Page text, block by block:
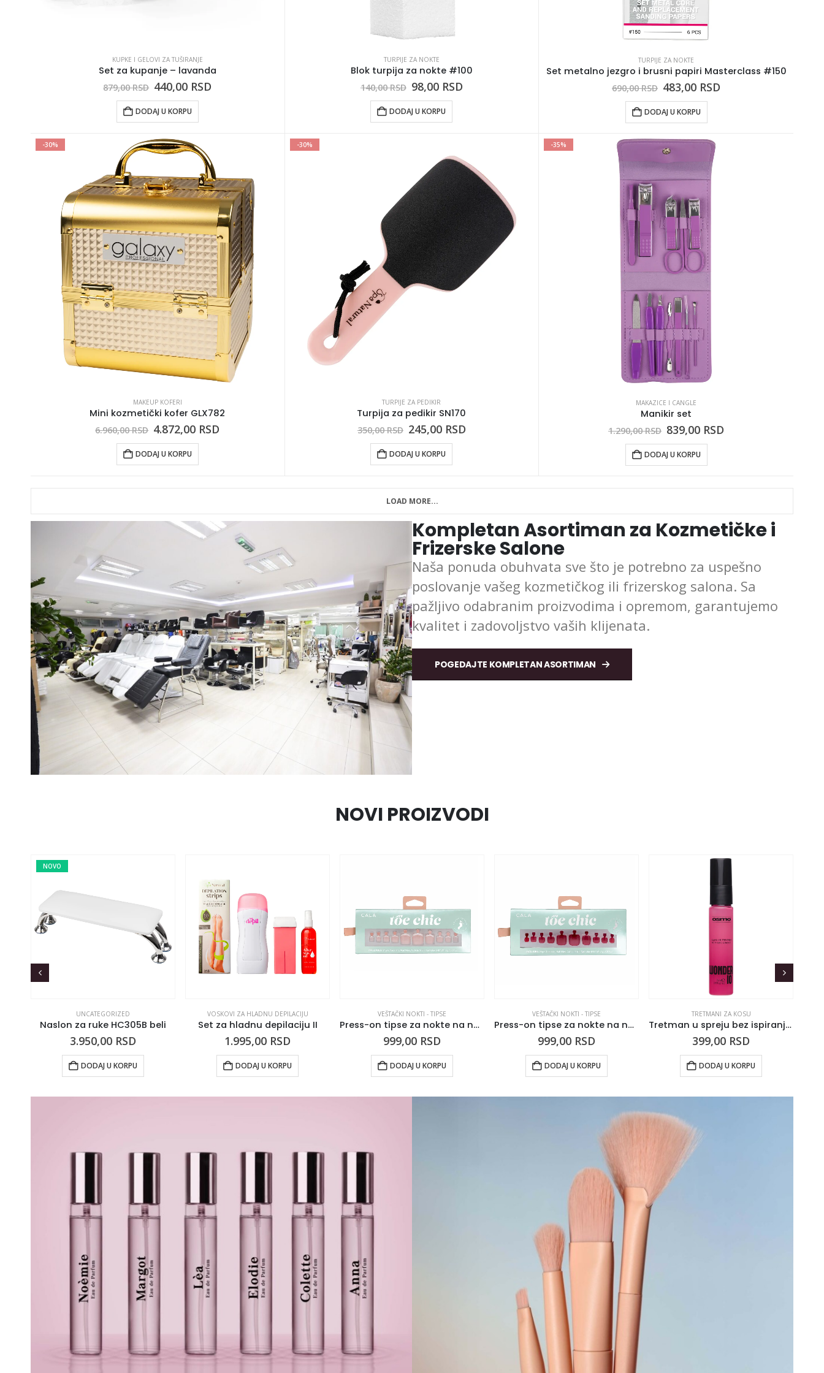
KUPKE I GELOVI ZA TUŠIRANJE
Set za kupanje – lavanda
879,00RSD 440,00 RSD
DODAJ U KORPU
TURPIJE ZA NOKTE
Blok turpija za nokte #100
140,00RSD 98,00 RSD
DODAJ U KORPU
TURPIJE ZA NOKTE
Set metalno jezgro i brusni papiri Masterclass #150
690,00RSD 483,00 RSD
DODAJ U KORPU
-30%
MAKEUP KOFERI
Mini kozmetički kofer GLX782
6.960,00RSD 4.872,00 RSD
DODAJ U KORPU
-30%
TURPIJE ZA PEDIKIR
Turpija za pedikir SN170
350,00RSD 245,00 RSD
DODAJ U KORPU
-35%
MAKAZICE I CANGLE
Manikir set
1.290,00RSD 839,00 RSD
DODAJ U KORPU
LOAD MORE...
Kompletan Asortiman za Kozmetičke i
Frizerske Salone
Naša ponuda obuhvata sve što je potrebno za uspešno
poslovanje vašeg kozmetičkog ili frizerskog salona. Sa
pažljivo odabranim proizvodima i opremom, garantujemo
kvalitet i zadovoljstvo vaših klijenata.
POGEDAJTE KOMPLETAN ASORTIMAN
NOVI PROIZVODI
NOVO
UNCATEGORIZED
Naslon za ruke HC305B beli
3.950,00 RSD
DODAJ U KORPU
VOSKOVI ZA HLADNU DEPILACIJU
Set za hladnu depilaciju II
1.995,00 RSD
DODAJ U KORPU
VEŠTAČKI NOKTI - TIPSE
Press-on tipse za nokte na nogama French
999,00 RSD
DODAJ U KORPU
VEŠTAČKI NOKTI - TIPSE
Press-on tipse za nokte na nogama Crvene
999,00 RSD
DODAJ U KORPU
TRETMANI ZA KOSU
Tretman u spreju bez ispiranja – Wonder 10, 25 ml
399,00 RSD
DODAJ U KORPU